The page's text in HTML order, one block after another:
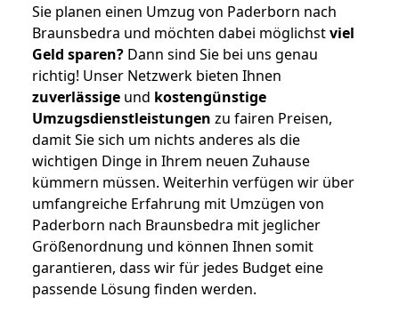
Sie planen einen Umzug von Paderborn nach
Braunsbedra und möchten dabei möglichstviel
Geld sparen? Dann sind Sie bei uns genau
richtig! Unser Netzwerk bieten Ihnen
zuverlässige und kostengünstige
Umzugsdienstleistungen zu fairen Preisen,
damit Sie sich um nichts anderes als die
wichtigen Dinge in Ihrem neuen Zuhause
kümmern müssen. Weiterhin verfügen wir über
umfangreiche Erfahrung mit Umzügen von
Paderborn nach Braunsbedra mit jeglicher
Größenordnung und können Ihnen somit
garantieren, dass wir für jedes Budget eine
passende Lösung finden werden.